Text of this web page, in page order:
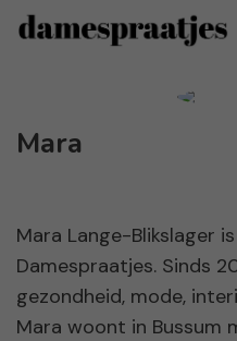
Mara
Mara Lange-Blikslager
Damespraatjes. Sinds
gezondheid, mode,
Mara woont in Bussum